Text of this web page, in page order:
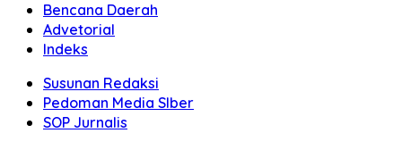
Bencana Daerah
Advetorial
Indeks
Susunan Redaksi
Pedoman Media SIber
SOP Jurnalis